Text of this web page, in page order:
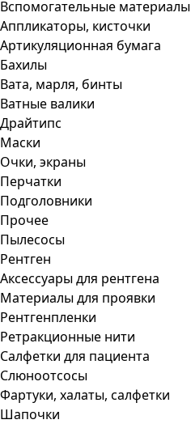
Вспомогательные материалы
Аппликаторы, кисточки
Артикуляционная бумага
Бахилы
Вата, марля, бинты
Ватные валики
Драйтипс
Маски
Очки, экраны
Перчатки
Подголовники
Прочее
Пылесосы
Рентген
Аксессуары для рентгена
Материалы для проявки
Рентгенпленки
Ретракционные нити
Салфетки для пациента
Слюноотсосы
Фартуки, халаты, салфетки
Шапочки